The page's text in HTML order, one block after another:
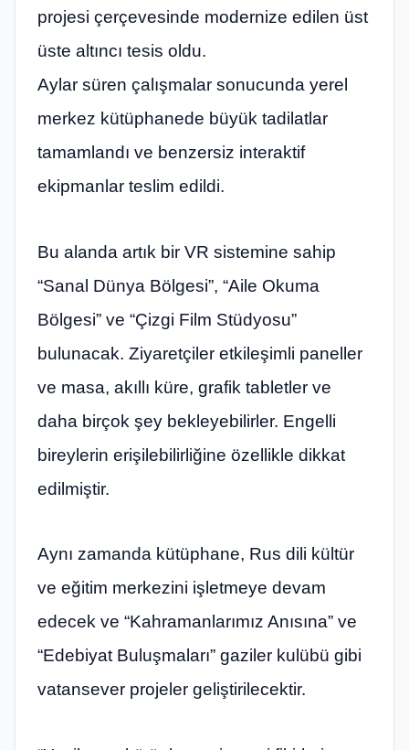
projesi çerçevesinde modernize edilen üst
üste altıncı tesis oldu.
Aylar süren çalışmalar sonucunda yerel
merkez kütüphanede büyük tadilatlar
tamamlandı ve benzersiz interaktif
ekipmanlar teslim edildi.
Bu alanda artık bir VR sistemine sahip
“Sanal Dünya Bölgesi”, “Aile Okuma
Bölgesi” ve “Çizgi Film Stüdyosu”
bulunacak. Ziyaretçiler etkileşimli paneller
ve masa, akıllı küre, grafik tabletler ve
daha birçok şey bekleyebilirler. Engelli
bireylerin erişilebilirliğine özellikle dikkat
edilmiştir.
Aynı zamanda kütüphane, Rus dili kültür
ve eğitim merkezini işletmeye devam
edecek ve “Kahramanlarımız Anısına” ve
“Edebiyat Buluşmaları” gaziler kulübü gibi
vatansever projeler geliştirilecektir.